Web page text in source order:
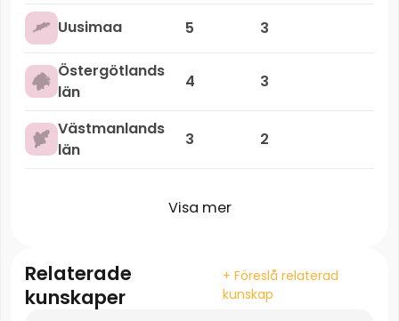
Uusimaa 5 3
Östergötlands
län
4 3
Västmanlands
län
3 2
Visa mer
Relaterade
kunskaper
+ Föreslå relaterad
kunskap